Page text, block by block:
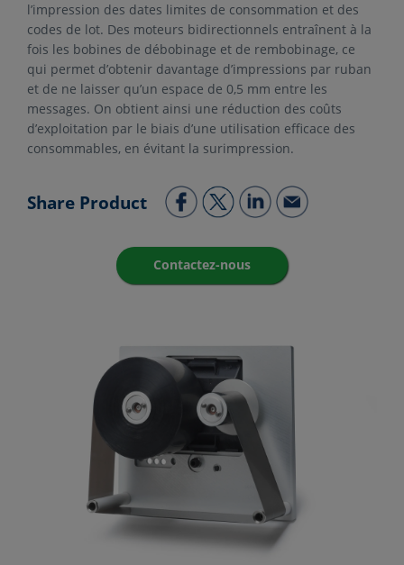
l’impression des dates limites de consommation et des
codes de lot. Des moteurs bidirectionnels entraînent à la
fois les bobines de débobinage et de rembobinage, ce
qui permet d’obtenir davantage d’impressions par ruban
et de ne laisser qu’un espace de 0,5 mm entre les
messages. On obtient ainsi une réduction des coûts
d’exploitation par le biais d’une utilisation efficace des
consommables, en évitant la surimpression.
Share Product
Contactez-nous